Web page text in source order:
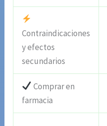
Contraindicaciones
y efectos
secundarios
Comprar en
farmacia